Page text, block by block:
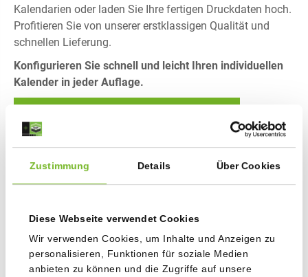
Zustimmung Details Über Cookies
Diese Webseite verwendet Cookies
Wir verwenden Cookies, um Inhalte und Anzeigen zu
personalisieren, Funktionen für soziale Medien
anbieten zu können und die Zugriffe auf unsere
Kalendarien oder laden Sie Ihre fertigen Druckdaten hoch.
Profitieren Sie von unserer erstklassigen Qualität und
schnellen Lieferung.
Konfigurieren Sie schnell und leicht Ihren individuellen
Kalender in jeder Auflage.
Besuchen Sie jetzt unseren Onlineshop!